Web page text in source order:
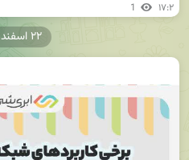
1 ۱۷:۲
۲۲ اسفند ۱۴۰۳